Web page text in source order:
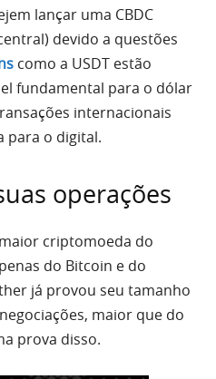
lançar uma CBDC
devido a questões
como a USDT estão
fundamental para o dólar
internacionais
para o digital.
operações
criptomoeda do
do Bitcoin e do
já provou seu tamanho
maior que do
prova disso.